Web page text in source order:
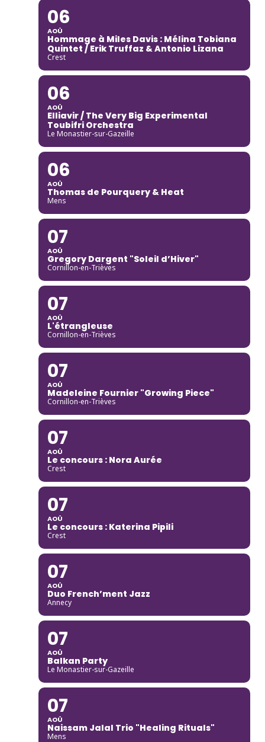
06
AOÛ
Hommage à Miles Davis : Mélina Tobiana
Quintet / Erik Truffaz & Antonio Lizana
Crest
06
AOÛ
Elliavir / The Very Big Experimental
Toubifri Orchestra
Le Monastier-sur-Gazeille
06
AOÛ
Thomas de Pourquery & Heat
Mens
07
AOÛ
Gregory Dargent "Soleil d’Hiver"
Cornillon-en-Trièves
07
AOÛ
L'étrangleuse
Cornillon-en-Trièves
07
AOÛ
Madeleine Fournier "Growing Piece"
Cornillon-en-Trièves
07
AOÛ
Le concours : Nora Aurée
Crest
07
AOÛ
Le concours : Katerina Pipili
Crest
07
AOÛ
Duo French’ment Jazz
Annecy
07
AOÛ
Balkan Party
Le Monastier-sur-Gazeille
07
AOÛ
Naissam Jalal Trio "Healing Rituals"
Mens